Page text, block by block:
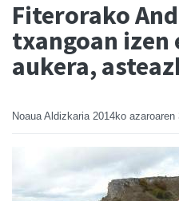
Fiterorako
txangoan izen
aukera,
Noaua Aldizkaria 2014ko azaroaren